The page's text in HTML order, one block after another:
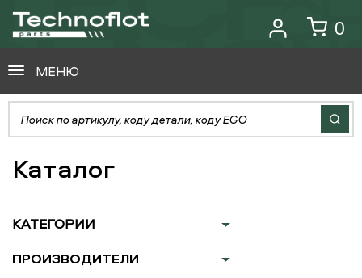
0
МЕНЮ
Каталог
КАТЕГОРИИ
ПРОИЗВОДИТЕЛИ